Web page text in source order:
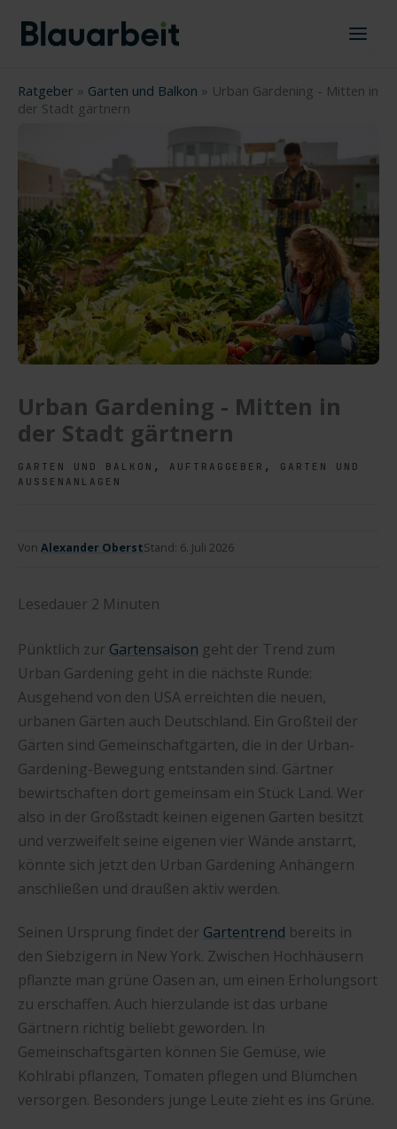
Inhalt
springen
Ratgeber » Garten und Balkon » Urban Gardening - Mitten in
der Stadt gärtnern
Urban Gardening - Mitten in
der Stadt gärtnern
GARTEN UND BALKON , AUFTRAGGEBER ,
GARTEN UND
AUSSENANLAGEN
Von Alexander OberstStand: 6. Juli 2026
Lesedauer 2 Minuten
Pünktlich zur Gartensaison geht der Trend zum
Urban Gardening geht in die nächste Runde:
Ausgehend von den USA erreichten die neuen,
urbanen Gärten auch Deutschland. Ein Großteil der
Gärten sind Gemeinschaftgärten, die in der Urban-
Gardening-Bewegung entstanden sind. Gärtner
bewirtschaften dort gemeinsam ein Stück Land. Wer
also in der Großstadt keinen eigenen Garten besitzt
und verzweifelt seine eigenen vier Wände anstarrt,
könnte sich jetzt den Urban Gardening Anhängern
anschließen und draußen aktiv werden.
Seinen Ursprung findet der Gartentrend bereits in
den Siebzigern in New York. Zwischen Hochhäusern
pflanzte man grüne Oasen an, um einen Erholungsort
zu erschaffen. Auch hierzulande ist das urbane
Gärtnern richtig beliebt geworden. In
Gemeinschaftsgärten können Sie Gemüse, wie
Kohlrabi pflanzen, Tomaten pflegen und Blümchen
versorgen. Besonders junge Leute zieht es ins Grüne.